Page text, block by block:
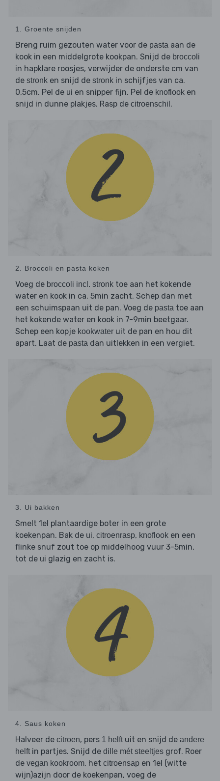
1. Groente snijden
Breng ruim gezouten water voor de pasta aan de
kook in een middelgrote kookpan. Snijd de broccoli
in hapklare roosjes, verwijder de onderste cm van
de stronk en snijd de stronk in schijfjes van ca.
0,5cm. Pel de ui en snipper fijn. Pel de knoflook en
snijd in dunne plakjes. Rasp de citroenschil .
2. Broccoli en pasta koken
Voeg de broccoli incl. stronk toe aan het kokende
water en kook in ca. 5min zacht. Schep dan met
een schuimspaan uit de pan. Voeg de pasta toe aan
het kokende water en kook in 7-9min beetgaar.
Schep een kopje kookwater uit de pan en hou dit
apart. Laat de pasta dan uitlekken in een vergiet.
3. Ui bakken
Smelt 1el plantaardige boter in een grote
koekenpan. Bak de ui, citroenrasp, knoflook en een
flinke snuf zout toe op middelhoog vuur 3-5min,
tot de ui glazig en zacht is.
4. Saus koken
Halveer de citroen, pers 1 helft uit en snijd de andere
helft in partjes. Snijd de dille mét steeltjes grof. Roer
de vegan kookroom, het citroensap en 1el (witte
wijn)azijn door de koekenpan, voeg de